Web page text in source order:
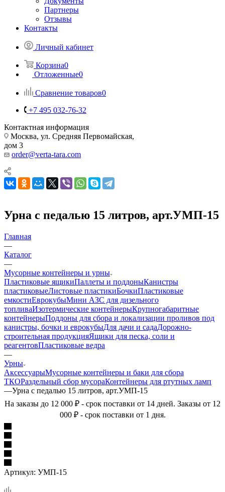
Партнеры
Отзывы
Контакты
Личный кабинет
Корзина0
Отложенные0
Сравнение товаров0
+7 495 032-76-32
Контактная информация
Москва, ул. Средняя Первомайская,
дом 3
order@verta-tara.com
Урна с педалью 15 литров, арт.УМП-15
Главная
—
Каталог
—
Мусорные контейнеры и урны
Пластиковые ящикиПаллеты и поддоныКанистры
пластиковыеЛистовые пластикиБочкиПластиковые
емкостиЕврокубыМини АЗС для дизельного
топливаИзотермические контейнерыКрупногабаритные
контейнерыПоддоны для сбора и локализации проливов под
канистры, бочки и еврокубыДля дачи и садаДорожно-
строительная продукцияЯщики для песка, соли и
реагентовПластиковые ведра
—
Урны
АксессуарыМусорные контейнеры и баки для сбора
ТКОРаздельный сбор мусораКонтейнеры для ртутных ламп
—Урна с педалью 15 литров, арт.УМП-15
На заказы до 12 000 ₽ - срок поставки от 14 дней. Заказы от 12
000 ₽ - срок поставки от 1 дня.
Артикул: УМП-15